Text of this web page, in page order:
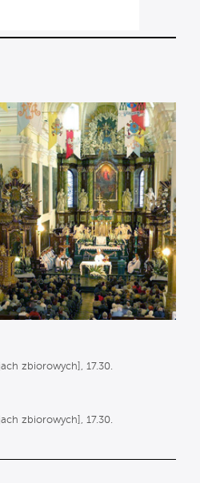
zbiorowych], 17.30.
zbiorowych], 17.30.